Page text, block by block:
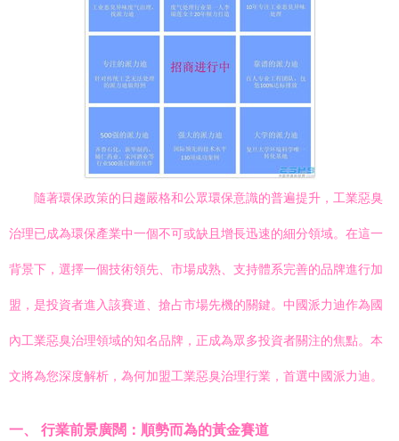
隨著環保政策的日趨嚴格和公眾環保意識的普遍提升，工業惡臭
治理已成為環保產業中一個不可或缺且增長迅速的細分領域。在這一
背景下，選擇一個技術領先、市場成熟、支持體系完善的品牌進行加
盟，是投資者進入該賽道、搶占市場先機的關鍵。中國派力迪作為國
內工業惡臭治理領域的知名品牌，正成為眾多投資者關注的焦點。本
文將為您深度解析，為何加盟工業惡臭治理行業，首選中國派力迪。
一、 行業前景廣闊：順勢而為的黃金賽道